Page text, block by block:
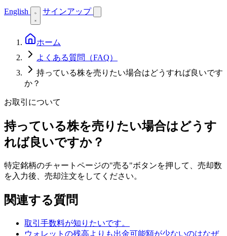
English サインアップ
ホーム
よくある質問（FAQ）
持っている株を売りたい場合はどうすれば良いです
か？
お取引について
持っている株を売りたい場合はどうす
れば良いですか？
特定銘柄のチャートページの"売る"ボタンを押して、売却数
を入力後、売却注文をしてください。
関連する質問
取引手数料が知りたいです。
ウォレットの残高よりも出金可能額が少ないのはなぜ